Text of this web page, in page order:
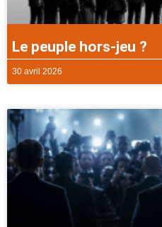
Le peuple hors-jeu ?
30 avril 2026